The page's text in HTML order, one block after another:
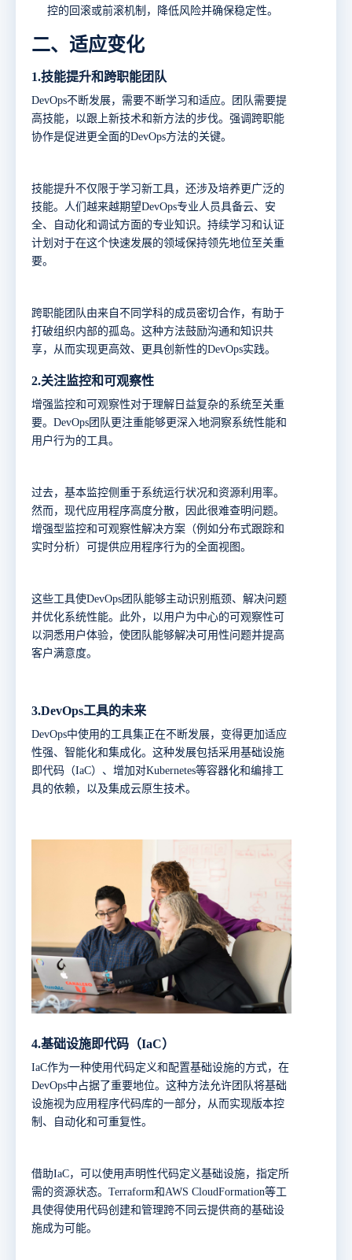
控的回滚或前滚机制，降低风险并确保稳定性。
二、 适应变化
1.技能提升和跨职能团队
DevOps不断发展，需要不断学习和适应。团队需要提
高技能，以跟上新技术和新方法的步伐。强调跨职能
协作是促进更全面的DevOps方法的关键。
技能提升不仅限于学习新工具，还涉及培养更广泛的
技能。人们越来越期望DevOps专业人员具备云、安
全、自动化和调试方面的专业知识。持续学习和认证
计划对于在这个快速发展的领域保持领先地位至关重
要。
跨职能团队由来自不同学科的成员密切合作，有助于
打破组织内部的孤岛。这种方法鼓励沟通和知识共
享，从而实现更高效、更具创新性的DevOps实践。
2.关注监控和可观察性
增强监控和可观察性对于理解日益复杂的系统至关重
要。 DevOps团队更注重能够更深入地洞察系统性能和
用户行为的工具。
过去，基本监控侧重于系统运行状况和资源利用率。
然而，现代应用程序高度分散，因此很难查明问题。
增强型监控和可观察性解决方案（例如分布式跟踪和
实时分析）可提供应用程序行为的全面视图。
这些工具使DevOps团队能够主动识别瓶颈、解决问题
并优化系统性能。此外，以用户为中心的可观察性可
以洞悉用户体验，使团队能够解决可用性问题并提高
客户满意度。
3.DevOps工具的未来
DevOps中使用的工具集正在不断发展，变得更加适应
性强、智能化和集成化。这种发展包括采用基础设施
即代码（IaC）、增加对Kubernetes等容器化和编排工
具的依赖，以及集成云原生技术。
4.基础设施即代码 （IaC）
IaC作为一种使用代码定义和配置基础设施的方式，在
DevOps中占据了重要地位。这种方法允许团队将基础
设施视为应用程序代码库的一部分，从而实现版本控
制、自动化和可重复性。
借助IaC，可以使用声明性代码定义基础设施，指定所
需的资源状态。Terraform和AWS CloudFormation等工
具使得使用代码创建和管理跨不同云提供商的基础设
施成为可能。